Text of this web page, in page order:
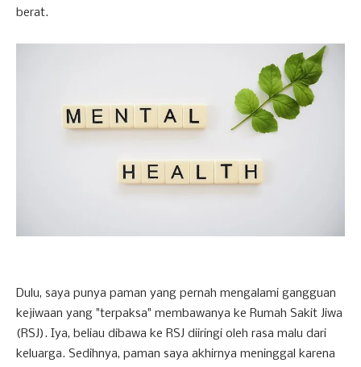
berat.
Dulu, saya punya paman yang pernah mengalami gangguan
kejiwaan yang "terpaksa" membawanya ke Rumah Sakit Jiwa
(RSJ). Iya, beliau dibawa ke RSJ diiringi oleh rasa malu dari
keluarga. Sedihnya, paman saya akhirnya meninggal karena